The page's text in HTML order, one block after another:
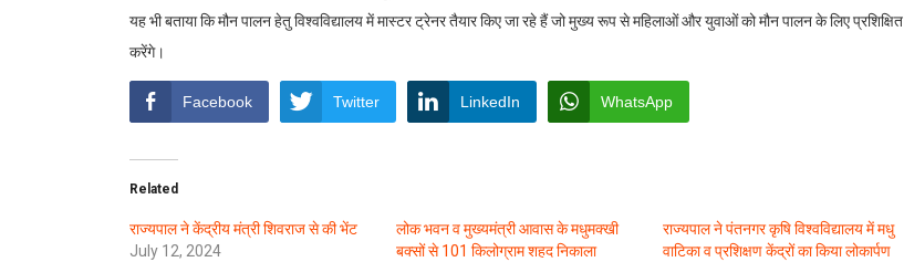
यह भी बताया कि मौन पालन हेतु विश्वविद्यालय में मास्टर ट्रेनर तैयार किए जा रहे हैं जो मुख्य रूप से महिलाओं और युवाओं को मौन पालन के लिए प्रशिक्षित
करेंगे।
Facebook Twitter LinkedIn WhatsApp
Related
राज्यपाल ने केंद्रीय मंत्री शिवराज से की भेंट
July 12, 2024
लोक भवन व मुख्यमंत्री आवास के मधुमक्खी
बक्सों से 101 किलोग्राम शहद निकाला
राज्यपाल ने पंतनगर कृषि विश्वविद्यालय में मधु
वाटिका व प्रशिक्षण केंद्रों का किया लोकार्पण